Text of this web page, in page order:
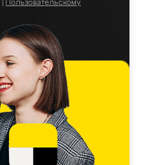
Пользовательскому